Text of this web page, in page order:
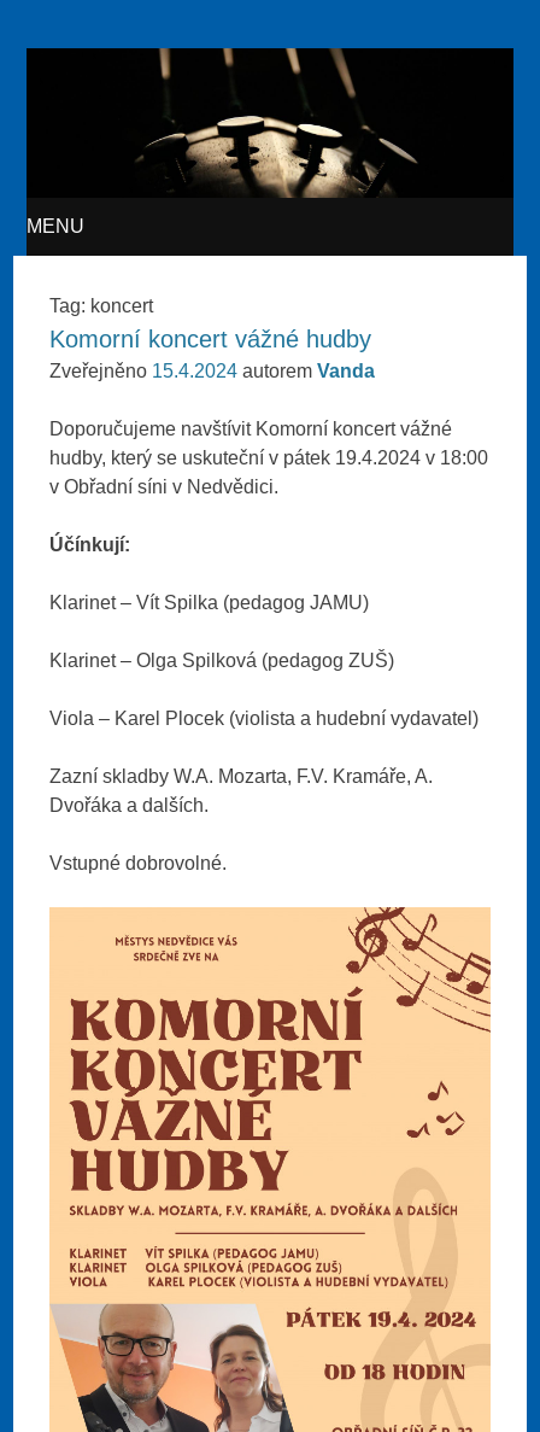
Akvarteto
MENU
Tag: koncert
Komorní koncert vážné hudby
Zveřejněno 15.4.2024 autoremVanda
Doporučujeme navštívit Komorní koncert vážné
hudby, který se uskuteční v pátek 19.4.2024 v 18:00
v Obřadní síni v Nedvědici.
Účínkují:
Klarinet – Vít Spilka (pedagog JAMU)
Klarinet – Olga Spilková (pedagog ZUŠ)
Viola – Karel Plocek (violista a hudební vydavatel)
Zazní skladby W.A. Mozarta, F.V. Kramáře, A.
Dvořáka a dalších.
Vstupné dobrovolné.